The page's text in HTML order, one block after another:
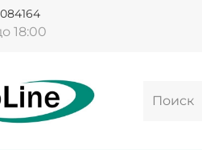
18:00